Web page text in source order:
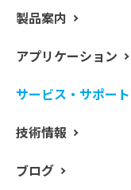
製品案内
アプリケーション
サービス・サポート
技術情報
ブログ
です。ブタジエン
多い SBR に続く第
個所で広く使用さ
確率も高いと考えら
ブタジエンゴムは
タジエンを架橋反
タジエンを重合す
られます。cis 体、
は、下図のように
鎖と水素原子のう